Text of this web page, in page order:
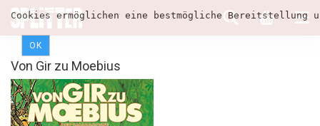
Cookies ermöglichen eine bestmögliche
OK
Von Gir zu Moebius